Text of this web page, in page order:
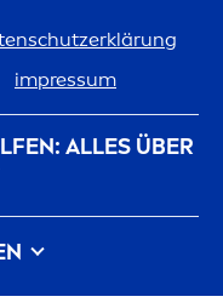
impressum
ALLES ÜBER
bei Beiersdorf
Kontakt